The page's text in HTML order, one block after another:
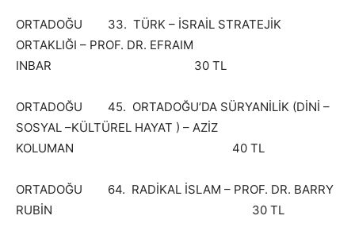
ORTADOĞU 33. TÜRK – İSRAİL STRATEJİK
ORTAKLIĞI – PROF. DR. EFRAIM
INBAR 30 TL
ORTADOĞU 45. ORTADOĞU’DA SÜRYANİLİK (DİNİ –
SOSYAL –KÜLTÜREL HAYAT ) – AZİZ
KOLUMAN 40 TL
ORTADOĞU 64. RADİKAL İSLAM – PROF. DR. BARRY
RUBİN 30 TL